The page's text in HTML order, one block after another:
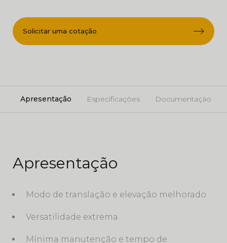
Solicitar uma cotação
Apresentação Especificações Documentação
Apresentação
Modo de translação e elevação melhorado
Versatilidade extrema
Mínima manutenção e tempo de